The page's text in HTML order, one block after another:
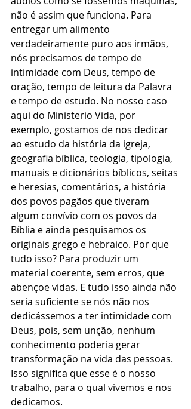
não é assim que funciona. Para
entregar um alimento
verdadeiramente puro aos irmãos,
nós precisamos de tempo de
intimidade com Deus, tempo de
oração, tempo de leitura da Palavra
e tempo de estudo. No nosso caso
aqui do Ministerio Vida, por
exemplo, gostamos de nos dedicar
ao estudo da história da igreja,
geografia bíblica, teologia, tipologia,
manuais e dicionários bíblicos, seitas
e heresias, comentários, a história
dos povos pagãos que tiveram
algum convívio com os povos da
Bíblia e ainda pesquisamos os
originais grego e hebraico. Por que
tudo isso? Para produzir um
material coerente, sem erros, que
abençoe vidas. E tudo isso ainda não
seria suficiente se nós não nos
dedicássemos a ter intimidade com
Deus, pois, sem unção, nenhum
conhecimento poderia gerar
transformação na vida das pessoas.
Isso significa que esse é o nosso
trabalho, para o qual vivemos e nos
dedicamos.